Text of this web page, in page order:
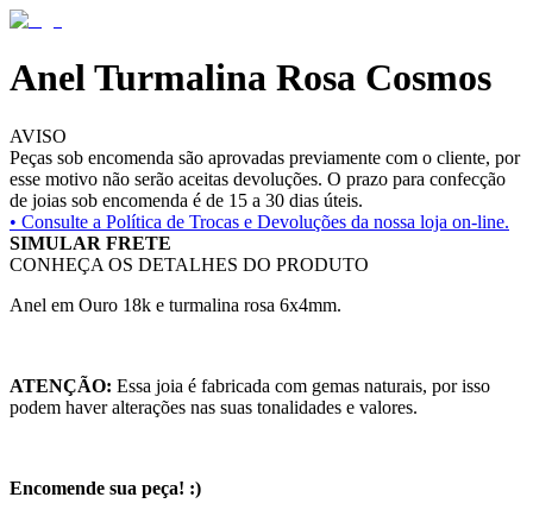
Anel Turmalina Rosa Cosmos
AVISO
Peças sob encomenda são aprovadas previamente com o cliente, por
esse motivo não serão aceitas devoluções. O prazo para confecção
de joias sob encomenda é de 15 a 30 dias úteis.
• Consulte a Política de Trocas e Devoluções da nossa loja on-line.
SIMULAR FRETE
CONHEÇA OS DETALHES DO PRODUTO
Anel em Ouro 18k e turmalina rosa 6x4mm.
ATENÇÃO: Essa joia é fabricada com gemas naturais, por isso
podem haver alterações nas suas tonalidades e valores.
Encomende sua peça! :)